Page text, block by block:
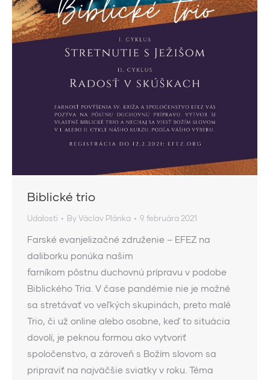
Biblické trio
Udalosti ByVáclav Plánka 9. februára 2021
Farské evanjelizačné združenie – EFEZ na
daliborku ponúka našim
farníkom pôstnu duchovnú prípravu v podobe
Biblického Tria. V čase pandémie nie je možné
sa stretávať vo veľkých skupinách, preto malé
Trio, či už online alebo osobne, keď to situácia
dovolí, je peknou formou ako vytvoriť
spoločenstvo, a zároveň s Božím slovom sa
pripraviť na najväčšie sviatky v roku. Téma